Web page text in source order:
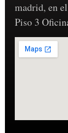
madrid, en
Piso 3